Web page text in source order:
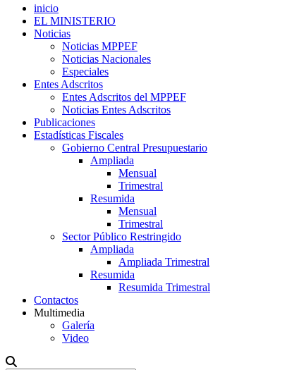
inicio
EL MINISTERIO
Noticias
Noticias MPPEF
Noticias Nacionales
Especiales
Entes Adscritos
Entes Adscritos del MPPEF
Noticias Entes Adscritos
Publicaciones
Estadísticas Fiscales
Gobierno Central Presupuestario
Ampliada
Mensual
Trimestral
Resumida
Mensual
Trimestral
Sector Público Restringido
Ampliada
Ampliada Trimestral
Resumida
Resumida Trimestral
Contactos
Multimedia
Galería
Video